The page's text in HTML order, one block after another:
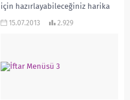
için hazırlayabileceğiniz harika
ve kolay bir tarif. Dolma
15.07.2013 2.929